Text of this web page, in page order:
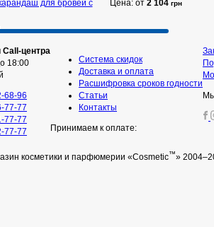
для бровей с
Цена: от 2 104 грн
центра
18:00
68-96
77-77
77-77
77-77
Система скидок
Доставка и оплата
Расшифровка сроков годности
Статьи
Контакты
Принимаем к оплате:
косметики и парфюмерии «Cosmetic™»